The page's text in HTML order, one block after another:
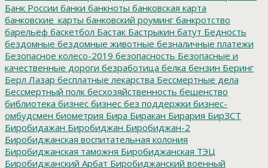
Банк России банки банкноты банковская карта
банковские_карты банковский роуминг банкротство
барельеф баскетбол Бастак Бастрыкин батут Бедность
бездомные бездомные животные безналичные платежи
Безопасное колесо-2019 безопасность Безопасные и
качественные дороги безработица белка бензин Беринг
Берл Лазар бесплатные лекарства Бессмертные дела
Бессмертный полк бесхозяйственность бешенство
библиотека бизнес бизнес без поддержки бизнес-
омбудсмен биометрия Бира Биракан Бирария БирЗСТ
Биробидажан Биробиджан Биробиджан-2
Биробиджанская воспитательная колония
Биробиджанская таможня Биробиджанская ТЭЦ
Биробиджанский Арбат Биробиджанский военный